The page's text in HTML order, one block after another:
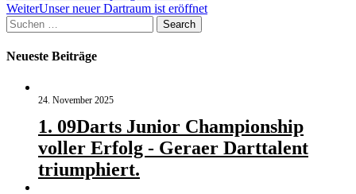
WeiterUnser neuer Dartraum ist eröffnet
Suchen
nach:
Search
Neueste Beiträge
24. November 2025
1. 09Darts Junior Championship
voller Erfolg - Geraer Darttalent
triumphiert.